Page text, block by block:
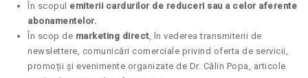
În scopul emiterii cardurilor de reduceri sau a celor aferente
abonamentelor.
În scop de marketing direct, în vederea transmiterii de
newslettere, comunicări comerciale privind oferta de servicii,
promoții și evenimente organizate de Dr. Călin Popa, articole